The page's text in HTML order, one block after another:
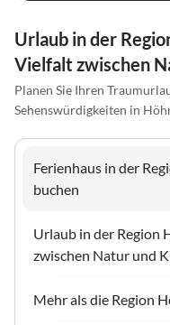
Urlaub in der
Vielfalt zwischen
Planen Sie Ihren
Sehenswürdigkeiten in
Ferienhaus in der
buchen
Urlaub in der Region
zwischen Natur und
Mehr als die Region